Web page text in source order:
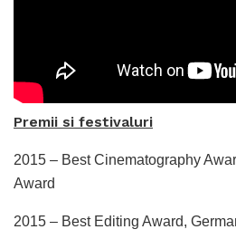
Premii si festivaluri
2015 – Best Cinematography
Award
2015 – Best Editing Award,